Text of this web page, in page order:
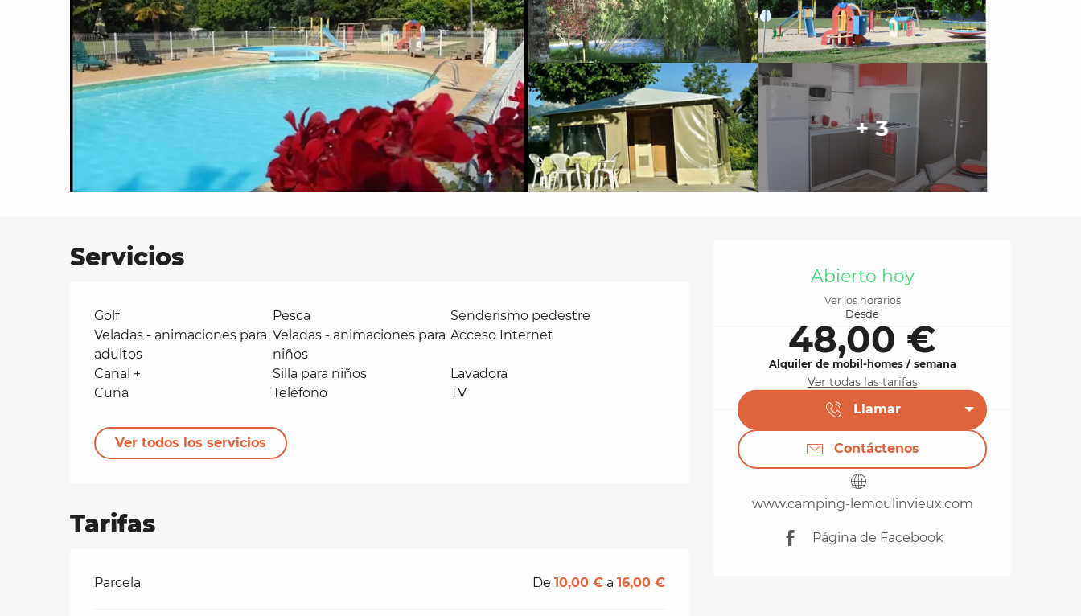
+ 3
Horarios y datos de
Abierto hoy
Ver los horarios
Desde
48,00 €
Alquiler de mobil-homes / semana
Ver todas las tarifas
Llamar
Contáctenos
www.camping-lemoulinvieux.com
Página de Facebook
Servicios
Golf Pesca
Senderismo pedestre
Veladas - animaciones para
adultos
Veladas - animaciones para
niños
Acceso Internet
Canal + Silla para niños
Lavadora
Cuna
Teléfono TV
Ver todos los servicios
Tarifas
Tarifas 2026
Parcela De10,00 € a16,00 €